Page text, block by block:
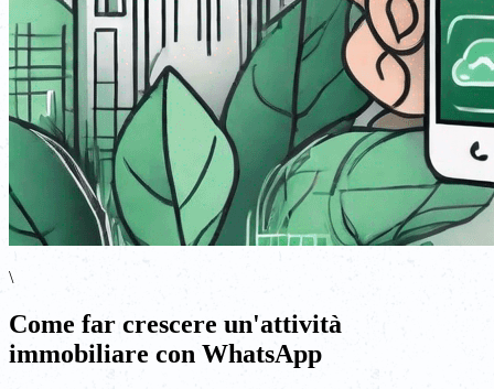
\
Come far crescere un'attività
immobiliare con WhatsApp